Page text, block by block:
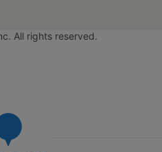
All rights reserved.